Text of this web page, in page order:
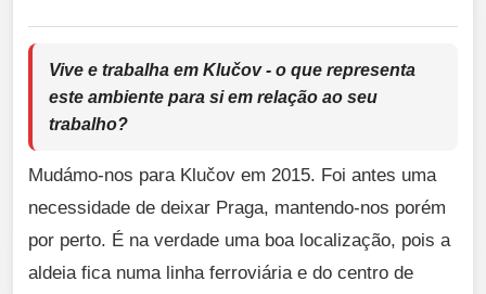
Vive e trabalha em Klučov - o que representa
este ambiente para si em relação ao seu
trabalho?
Mudámo-nos para Klučov em 2015. Foi antes uma
necessidade de deixar Praga, mantendo-nos porém
por perto. É na verdade uma boa localização, pois a
aldeia fica numa linha ferroviária e do centro de